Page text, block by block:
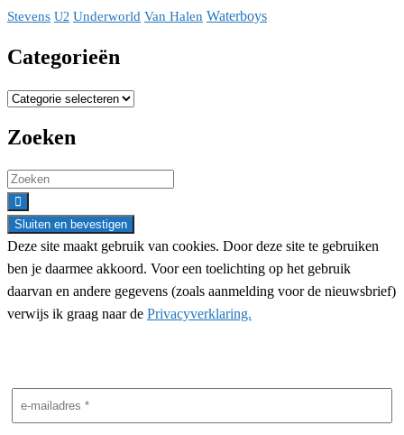
Stevens U2 Underworld Van Halen Waterboys
Categorieën
Categorieën
Zoeken
Search
for:
Deze site maakt gebruik van cookies. Door deze site te gebruiken
ben je daarmee akkoord. Voor een toelichting op het gebruik
daarvan en andere gegevens (zoals aanmelding voor de nieuwsbrief)
verwijs ik graag naar de Privacyverklaring.